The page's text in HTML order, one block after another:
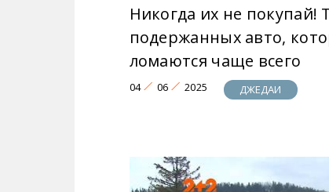
Никогда их не покупай!
подержанных авто,
ломаются чаще всего
04 06 2025 ДЖЕДАИ